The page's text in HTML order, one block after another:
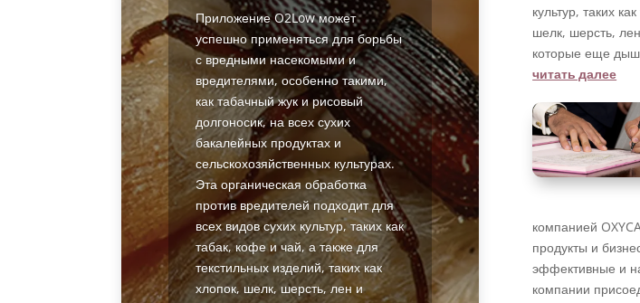
Приложение O2Low может
успешно применяться для борьбы
с вредными насекомыми и
вредителями, особенно такими,
как табачный жук и рисовый
долгоносик, на всех сухих
бакалейных продуктах и
сельскохозяйственных культурах.
Эта органическая обработка
против вредителей подходит для
всех видов сухих культур, таких как
табак, кофе и чай, а также для
текстильных изделий, таких как
хлопок, шелк, шерсть, лен и
культур, таких
шелк, шерсть,
которые еще
читать далее
компанией
продукты и
эффективные и
компании